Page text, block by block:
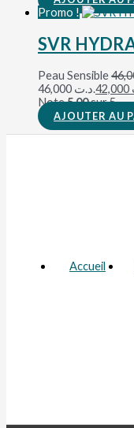
Promo !
SVR
Peau Sensible
د.ت 46,000.
Note5.00sur 5
AJOUTER AU
Accueil